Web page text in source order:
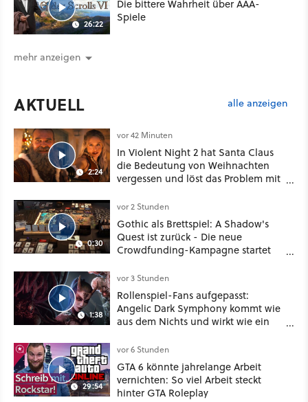
26:22
Die bittere Wahrheit über AAA-
Spiele
mehr anzeigen
AKTUELL alle anzeigen
2:24
vor 42 Minuten
In Violent Night 2 hat Santa Claus
die Bedeutung von Weihnachten
vergessen und löst das Problem mit
0:30
vor 2 Stunden
Gothic als Brettspiel: A Shadow's
Quest ist zurück - Die neue
Crowdfunding-Kampagne startet
1:38
vor 3 Stunden
Rollenspiel-Fans aufgepasst:
Angelic Dark Symphony kommt wie
aus dem Nichts und wirkt wie ein
Mass Effect
29:54
vor 6 Stunden
GTA 6 könnte jahrelange Arbeit
vernichten: So viel Arbeit steckt
hinter GTA Roleplay